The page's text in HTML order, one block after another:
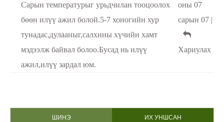
Сарын температурыг урьдчилан тооцоолох
бөөн илүү ажил болой.5-7 хоногийн хур
тунадас,дулааныг,салхины хүчийн хамт
мэдээлж байвал болоо.Бусад нь илүү
ажил,илүү зардал юм.
оны 07
сарын 07 |
Хариулах
ШИНЭ ИХ УНШСАН